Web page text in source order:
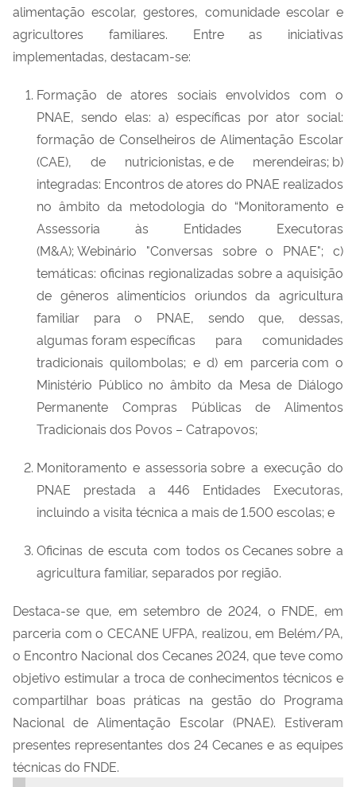
alimentação escolar, gestores, comunidade escolar e
agricultores familiares. Entre as iniciativas
implementadas, destacam-se:
Formação de atores sociais envolvidos com o
PNAE, sendo elas: a) específicas por ator social:
formação de Conselheiros de Alimentação Escolar
(CAE), de nutricionistas, e de merendeiras; b)
integradas: Encontros de atores do PNAE realizados
no âmbito da metodologia do “Monitoramento e
Assessoria
às Entidades Executoras
(M&A); Webinário "Conversas sobre o PNAE"; c)
temáticas: oficinas regionalizadas sobre a aquisição
de gêneros alimentícios oriundos da agricultura
familiar para o PNAE, sendo que, dessas,
algumas foram específicas para comunidades
tradicionais quilombolas; e d) em parceria com o
Ministério Público no âmbito da Mesa de Diálogo
Permanente Compras Públicas de Alimentos
Tradicionais dos Povos – Catrapovos;
Monitoramento e assessoria sobre a execução do
PNAE prestada a446
Entidades Executoras,
incluindo a visita técnica a mais de 1.500 escolas; e
Oficinas de escuta com todos osCecanes sobre a
agricultura familiar, separados por região.
Destaca-se que, em setembro de 2024, o FNDE, em
parceria com o CECANE UFPA, realizou, em Belém/PA,
o Encontro Nacional dos Cecanes 2024, que teve como
objetivo estimular a troca de conhecimentos técnicos e
compartilhar boas práticas na gestão do Programa
Nacional de Alimentação Escolar (PNAE). Estiveram
presentes representantes dos 24Cecanes e as equipes
técnicas do FNDE.